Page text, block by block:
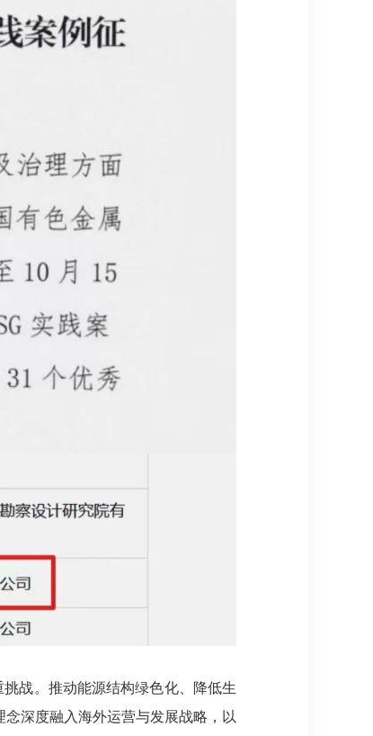
战。推动能源结构绿色化、降低生
深度融入海外运营与发展战略，以